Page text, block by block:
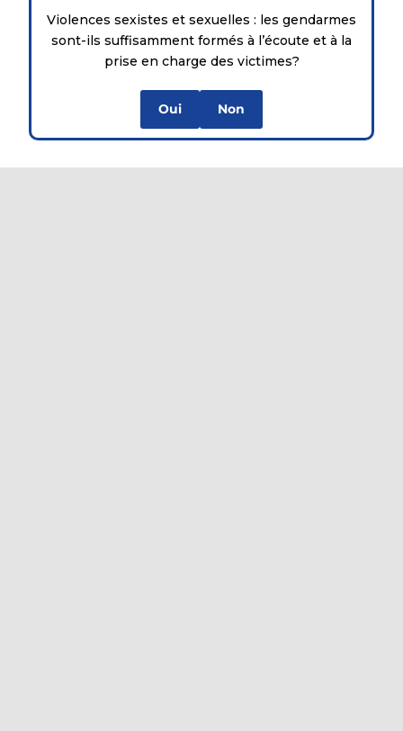
Violences sexistes et sexuelles : les gendarmes
sont-ils suffisamment formés à l’écoute et à la
prise en charge des victimes?
Oui Non